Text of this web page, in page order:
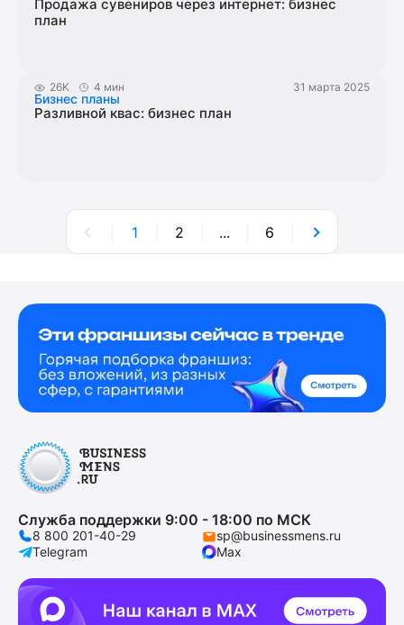
Продажа сувениров через интернет: бизнес
план
26K 4 мин 31 марта 2025
Бизнес планы
Разливной квас: бизнес план
1 2 ... 6
Служба поддержки 9:00 - 18:00 по МСК
8 800 201-40-29
sp@businessmens.ru
Telegram
Max